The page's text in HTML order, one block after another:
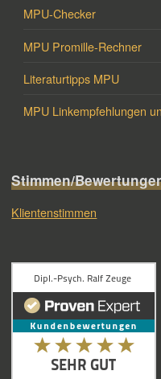
MPU-Checker
MPU Promille-Rechner
Literaturtipps MPU
MPU Linkempfehlungen
Stimmen/
Klientenstimmen